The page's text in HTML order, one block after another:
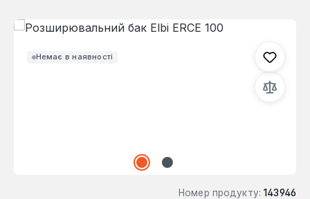
Немає в наявності
Пропустити галерею зображень
Номер продукту: 143946